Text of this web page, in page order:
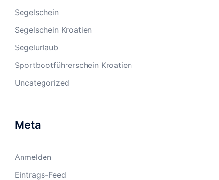
Segelschein
Segelschein Kroatien
Segelurlaub
Sportbootführerschein Kroatien
Uncategorized
Meta
Anmelden
Eintrags-Feed